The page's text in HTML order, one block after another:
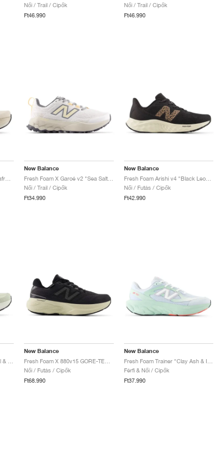
Női / Trail / Cipők
Ft46.990
Női / Trail / Cipők
Ft46.990
New Balance
Fresh Foam X Garoé v2 "Sea Salt & White Peach"
Női / Trail / Cipők
Ft34.990
New Balance
Fresh Foam Arishi v4 "Black Leopard"
Női / Futás / Cipők
Ft42.990
New Balance
Fresh Foam X 880v15 GORE-TEX "Black & Timberwolf"
Női / Futás / Cipők
Ft68.990
New Balance
Férfi & Női / Cipők
Ft37.990